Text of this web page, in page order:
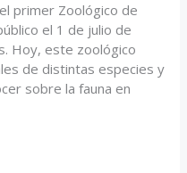
primer Zoológico de
el 1 de julio de
Hoy, este zoológico
de distintas especies y
sobre la fauna en